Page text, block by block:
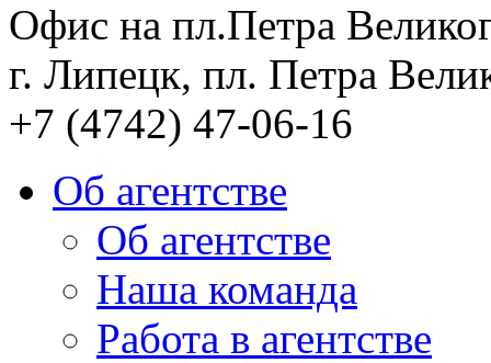
Офис на пл.Петра
г. Липецк, пл. Петра
+7 (4742) 47-06-16
Об агентстве
Об агентстве
Наша команда
Работа в агентстве